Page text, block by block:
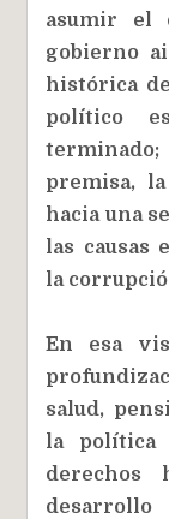
asumir el
gobierno
histórica
político
terminado;
premisa,
hacia una
las causas
la
En esa
salud,
la política
derechos